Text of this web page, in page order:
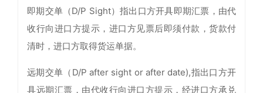
即期交单（D/P Sight）指出口方开具即期汇票，由代
收行向进口方提示，进口方见票后即须付款，货款付
清时，进口方取得货运单据。
远期交单（D/P after sight or after date),指出口方开
具远期汇票，由代收行向进口方提示，经进口方承兑